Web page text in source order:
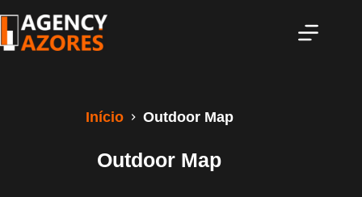
Pular
para
Início Outdoor Map
Outdoor Map